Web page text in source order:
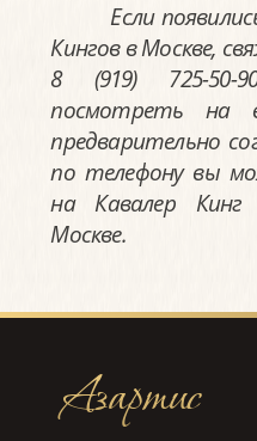
Если
Кингов в Москве,
8 (919) 725-50-
посмотреть на
предварительно
по телефону вы
на Кавалер Кинг
Москве.
Азартис